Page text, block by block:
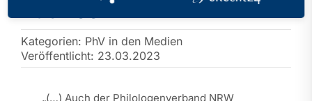
Kategorien: PhV in den Medien
Veröffentlicht: 23.03.2023
„(…) Auch der Philologenverband NRW